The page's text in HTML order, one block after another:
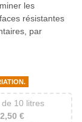
les
résistantes
par
de 10 litres
de 10 litres
€